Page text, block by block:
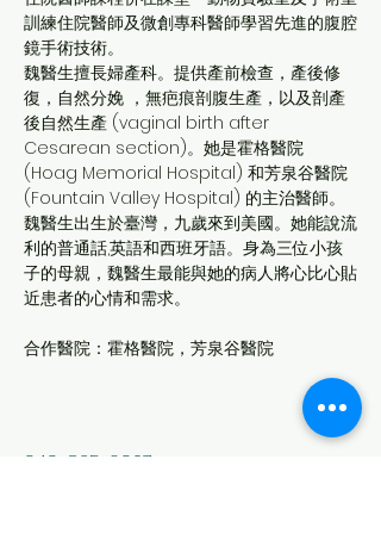
訓練住院醫師及微創專科醫師學習先進的腹腔
鏡手術技術。
魏醫生擅長婦產科。提供產前檢查，產後修
復，自然分娩 ，無疤痕剖腹生產，以及剖產
後自然生產 (vaginal birth after
Cesarean section)。她是霍格醫院
(Hoag Memorial Hospital) 和芳泉谷醫院
(Fountain Valley Hospital) 的主治醫師。
魏醫生出生於臺灣，九歲來到美國。她能說流
利的普通話,英語和西班牙語。身為三位小孩
子的母親，魏醫生最能與她的病人將心比心貼
近患者的心情和需求。
合作醫院：霍格醫院，芳泉谷醫院
949-825-6907